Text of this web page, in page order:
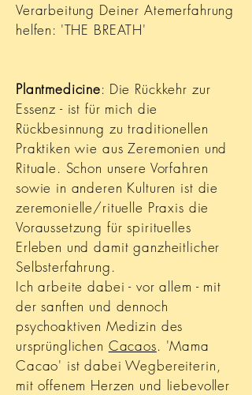
Verarbeitung Deiner Atemerfahrung
helfen: 'THE BREATH'
Plantmedicine: Die Rückkehr zur
Essenz - ist für mich die
Rückbesinnung zu traditionellen
Praktiken wie aus Zeremonien und
Rituale. Schon unsere Vorfahren
sowie in anderen Kulturen ist die
zeremonielle/rituelle Praxis die
Voraussetzung für spirituelles
Erleben und damit ganzheitlicher
Selbsterfahrung.
Ich arbeite dabei - vor allem - mit
der sanften und dennoch
psychoaktiven Medizin des
ursprünglichen Cacaos. 'Mama
Cacao' ist dabei Wegbereiterin,
mit offenem Herzen und liebevoller